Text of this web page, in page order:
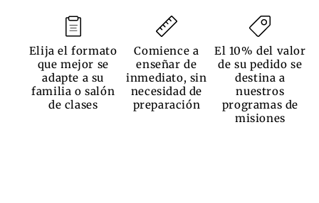
Elija el formato
que mejor se
adapte a su
familia o salón
de clases
Comience a
enseñar de
inmediato, sin
necesidad de
preparación
El 10% del valor
de su pedido se
destina a
nuestros
programas de
misiones